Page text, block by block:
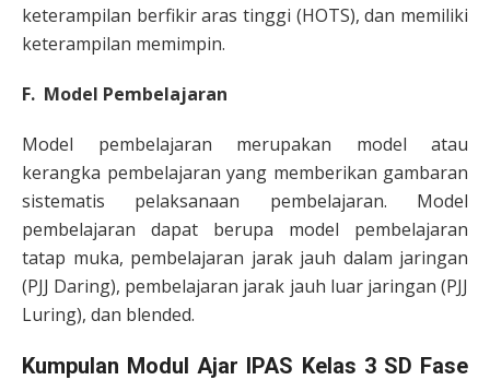
keterampilan berfikir aras tinggi (HOTS), dan memiliki
keterampilan memimpin.
F. Model Pembelajaran
Model pembelajaran merupakan model atau
kerangka pembelajaran yang memberikan gambaran
sistematis pelaksanaan pembelajaran. Model
pembelajaran dapat berupa model pembelajaran
tatap muka, pembelajaran jarak jauh dalam jaringan
(PJJ Daring), pembelajaran jarak jauh luar jaringan (PJJ
Luring), dan blended.
Kumpulan Modul Ajar IPAS Kelas 3 SD Fase